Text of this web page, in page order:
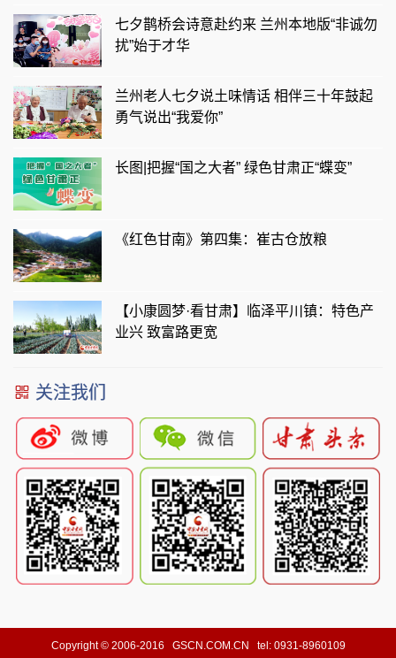
七夕鹊桥会诗意赴约来 兰州本地版“非诚勿
扰”始于才华
兰州老人七夕说土味情话 相伴三十年鼓起
勇气说出“我爱你”
长图|把握“国之大者” 绿色甘肃正“蝶变”
《红色甘南》第四集：崔古仓放粮
【小康圆梦·看甘肃】临泽平川镇：特色产
业兴 致富路更宽
关注我们
Copyright © 2006-2016 GSCN.COM.CN tel: 0931-8960109